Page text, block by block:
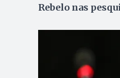
Rebelo nas